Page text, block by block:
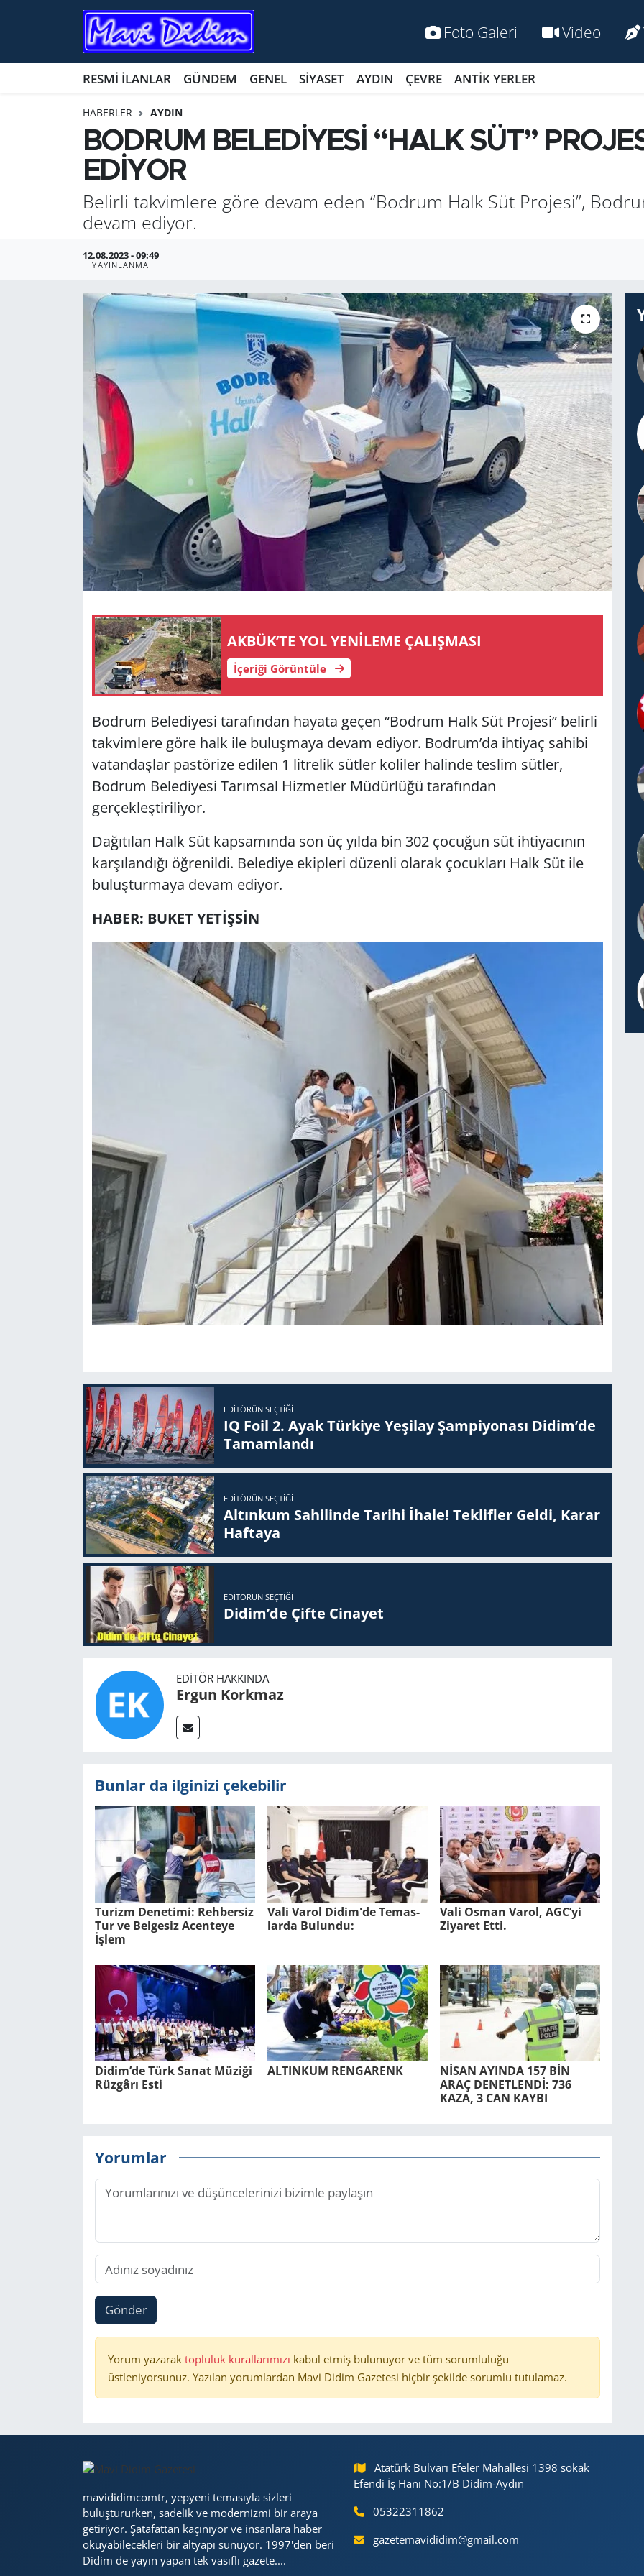
Foto Galeri Video
RESMİ İLANLAR GÜNDEM GENEL SİYASET AYDIN ÇEVRE ANTİK YERLER
HABERLER AYDIN
BODRUM BELEDİYESİ “HALK SÜT”
EDİYOR
Belirli takvimlere göre devam eden “Bodrum Halk Süt Projesi”,
devam ediyor.
12.08.2023 - 09:49
YAYINLANMA
AKBÜK’TE YOL YENİLEME ÇALIŞMASI
İçeriği Görüntüle
Bodrum Belediyesi tarafından hayata geçen “Bodrum Halk Süt Projesi” belirli
takvimlere göre halk ile buluşmaya devam ediyor. Bodrum’da ihtiyaç sahibi
vatandaşlar pastörize edilen 1 litrelik sütler koliler halinde teslim sütler,
Bodrum Belediyesi Tarımsal Hizmetler Müdürlüğü tarafından
gerçekleştiriliyor.
Dağıtılan Halk Süt kapsamında son üç yılda bin 302 çocuğun süt ihtiyacının
karşılandığı öğrenildi. Belediye ekipleri düzenli olarak çocukları Halk Süt ile
buluşturmaya devam ediyor.
HABER: BUKET YETİŞSİN
EDITÖRÜN SEÇTIĞI
IQ Foil 2. Ayak Tür­ki­ye Ye­şi­lay Şam­pi­yo­na­sı Didim’de
Ta­mam­lan­dı
EDITÖRÜN SEÇTIĞI
Altınkum Sahilinde Tarihi İhale! Teklifler Geldi, Karar
Haftaya
EDITÖRÜN SEÇTIĞI
Didim’de Çifte Ci­na­yet
EDITÖR HAKKINDA
Ergun Korkmaz
Bunlar da ilginizi çekebilir
Tu­rizm De­ne­ti­mi: Reh­ber­siz
Tur ve Bel­ge­siz Acen­te­ye
İşlem
Vali Varol Didim'de Te­mas­
lar­da Bu­lun­du:
Vali Osman Varol, AGC’yi
Ziyaret Etti.
Didim’de Türk Sanat Mü­zi­ği
Rüz­gâ­rı Esti
AL­TIN­KUM REN­GA­RENK
NİSAN AYIN­DA 157 BİN
ARAÇ DE­NET­LENDİ: 736
KAZA, 3 CAN KAYBI
Yorumlar
Gönder
Yorum yazarak topluluk kurallarımızı kabul etmiş bulunuyor ve tüm sorumluluğu
üstleniyorsunuz. Yazılan yorumlardan Mavi Didim Gazetesi hiçbir şekilde sorumlu tutulamaz.
mavididimcomtr, yepyeni temasıyla sizleri
buluştururken, sadelik ve modernizmi bir araya
getiriyor. Şatafattan kaçınıyor ve insanlara haber
okuyabilecekleri bir altyapı sunuyor. 1997'den beri
Didim de yayın yapan tek vasıflı gazete....
Atatürk Bulvarı Efeler Mahallesi 1398 sokak
Efendi İş Hanı No:1/B Didim-Aydın
05322311862
gazetemavididim@gmail.com
ANTİK YERLER
BİLİM VE TEKNOLOJİ
HABERDE İNSAN
KÜLTÜR SANAT
MAGAZİN
POLİTİKA
SAĞLIK
Nöbetçi Eczaneler
Namaz Vakitleri
Trafik Durumu
Süper Lig Puan Durumu ve Fikstür
Haber Arşivi